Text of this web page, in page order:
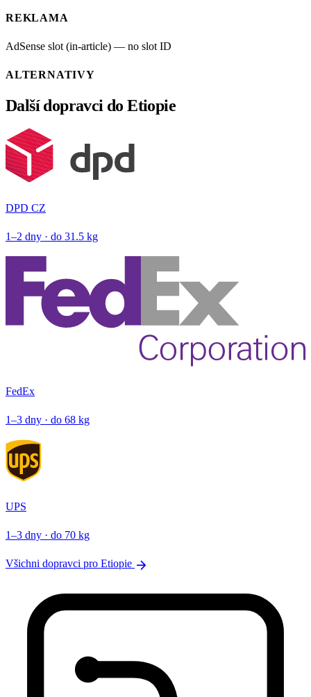
REKLAMA
AdSense slot (in-article) — no slot ID
ALTERNATIVY
Další dopravci do Etiopie
DPD CZ
1–2 dny · do 31.5 kg
FedEx
1–3 dny · do 68 kg
UPS
1–3 dny · do 70 kg
Všichni dopravci pro Etiopie arrow_forward